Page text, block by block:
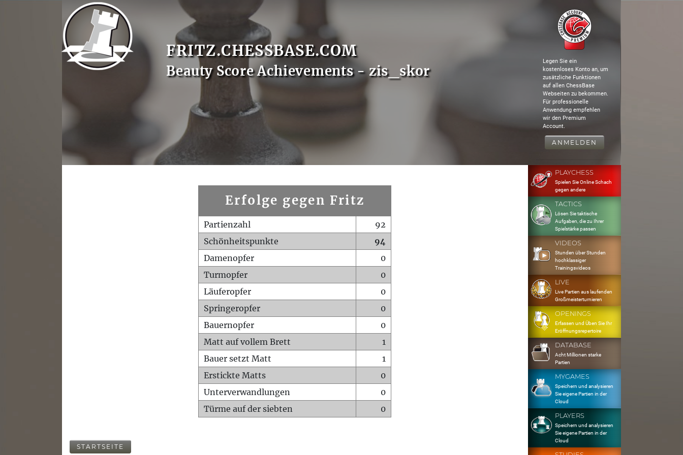
FRITZ.CHESSBASE.COM
Beauty Score Achievements - zis_skor
Legen Sie ein
kostenloses Konto an, um
zusätzliche Funktionen
auf allen ChessBase
Webseiten zu bekommen.
Für professionelle
Anwendung empfehlen
wir den Premium
Account.
ANMELDEN
Erfolge gegen Fritz
Partienzahl
92
Schönheitspunkte
94
Damenopfer
0
Turmopfer
0
Läuferopfer
0
Springeropfer
0
Bauernopfer
0
Matt auf vollem Brett
1
Bauer setzt Matt
1
Erstickte Matts
0
Unterverwandlungen
0
Türme auf der siebten
0
STARTSEITE
PLAYCHESS
Spielen Sie Online Schach
gegen andere
TACTICS
Lösen Sie taktische
Aufgaben, die zu Ihrer
Spielstärke passen
VIDEOS
Stunden über Stunden
hochklassiger
Trainingsvideos
LIVE
Live Partien aus laufenden
Großmeisterturnieren
OPENINGS
Erfassen und Üben Sie Ihr
Eröffnungsrepertoire
DATABASE
Acht Millionen starke
Partien
MYGAMES
Speichern und analysieren
Sie eigene Partien in der
Cloud
PLAYERS
Speichern und analysieren
Sie eigene Partien in der
Cloud